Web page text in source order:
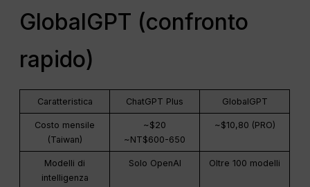
GlobalGPT (confronto
rapido)
Caratteristica ChatGPT Plus GlobalGPT
Costo mensile
(Taiwan)
~$20
~NT$600-650
~$10,80 (PRO)
Modelli di
intelligenza
Solo OpenAI Oltre 100 modelli